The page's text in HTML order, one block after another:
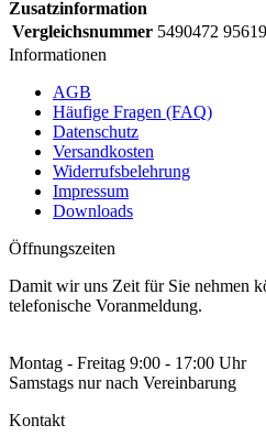
Zusatzinformation
Vergleichsnummer 5490472
Informationen
AGB
Häufige Fragen (FAQ)
Datenschutz
Versandkosten
Widerrufsbelehrung
Impressum
Downloads
Öffnungszeiten
Damit wir uns Zeit für Sie nehmen
telefonische Voranmeldung.
Montag - Freitag 9:00 - 17:00 Uhr
Samstags nur nach Vereinbarung
Kontakt